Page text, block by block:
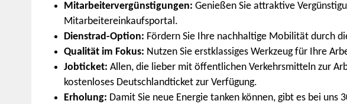
Mitarbeitervergünstigungen: Genießen Sie attraktive
Mitarbeitereinkaufsportal.
Dienstrad-Option: Fördern Sie Ihre nachhaltige Mobilität durch
Qualität im Fokus: Nutzen Sie erstklassiges Werkzeug für Ihre
Jobticket: Allen, die lieber mit öffentlichen Verkehrsmitteln zur
kostenloses Deutschlandticket zur Verfügung.
Erholung: Damit Sie neue Energie tanken können, gibt es bei uns